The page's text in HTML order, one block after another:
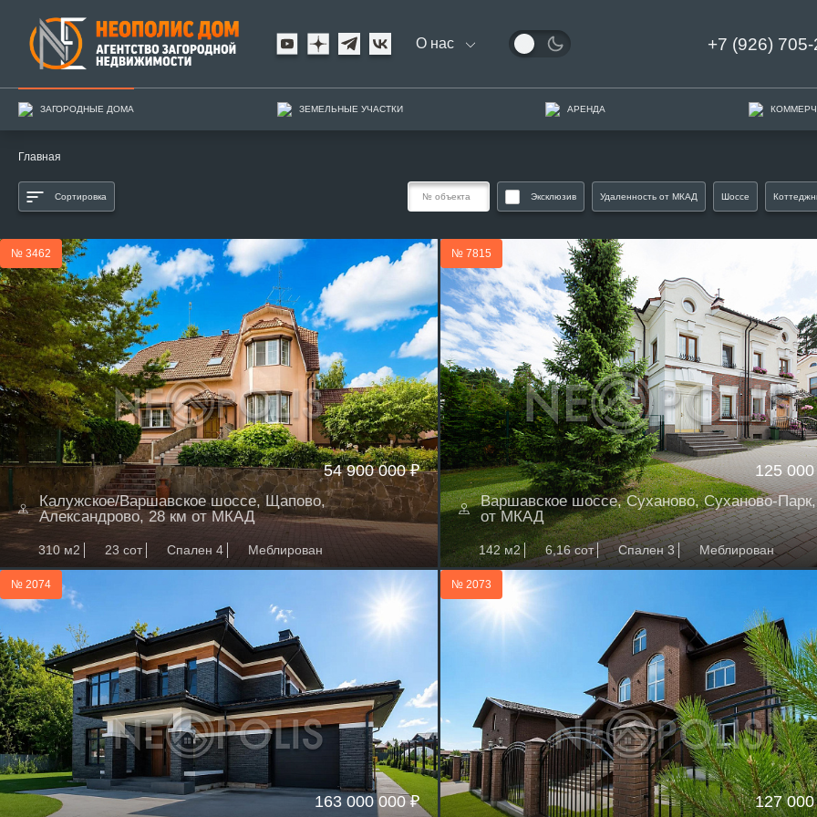
О нас +7 (926)
ЗАГОРОДНЫЕ ДОМА ЗЕМЕЛЬНЫЕ УЧАСТКИ АРЕНДА
Главная
Сортировка Эксклюзив Удаленность от МКАД Шоссе
№ 3462
54 900 000 ₽
Калужское/Варшавское шоссе, Щапово,
Александрово, 28 км от МКАД
310 м2 23 сот Спален 4 Меблирован
№ 7815
125
Варшавское шоссе, Суханово, Суханово-
от МКАД
142 м2 6,16 сот Спален 3 Меблирован
№ 2074
163 000 000 ₽
№ 2073
127